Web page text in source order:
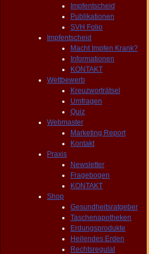
Impfentscheid
Publikationen
SVH Folio
Impfentscheid
Macht Impfen Krank?
Informationen
KONTAKT
Wettbewerb
Kreuzworträtsel
Umfragen
Quiz
Webmaster
Marketing Report
Kontakt
Praxis
Newsletter
Fragebogen
KONTAKT
Shop
Gesundheitsratgeber
Taschenapotheken
Erdungsprodukte
Heilendes Erden
Rechtsregulat